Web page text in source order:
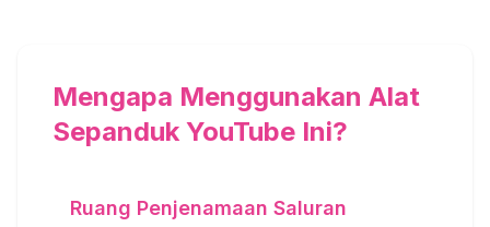
Mengapa Menggunakan Alat
Sepanduk YouTube Ini?
Ruang Penjenamaan Saluran